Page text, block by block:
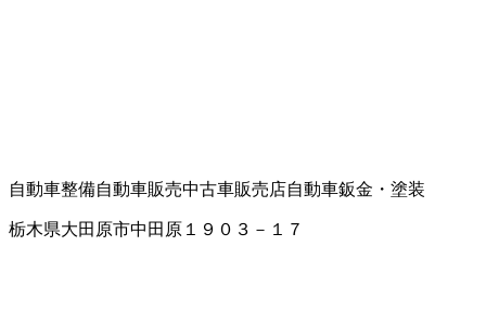
自動車整備自動車販売中古車販売店自動車鈑金・塗装
栃木県大田原市中田原１９０３－１７